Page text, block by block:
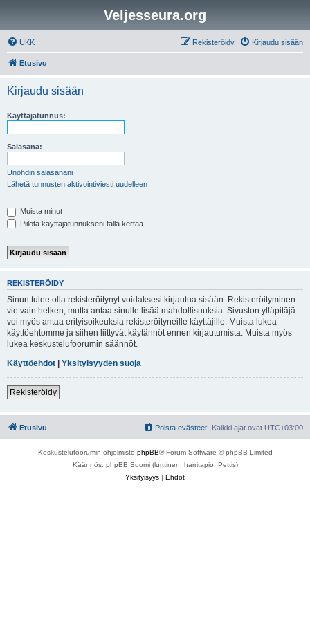
Veljesseura.org
UKK Kirjaudu sisään
Rekisteröidy
Etusivu
Kirjaudu sisään
Käyttäjätunnus:
Salasana:
Unohdin salasanani
Lähetä tunnusten aktivointiviesti uudelleen
Muista minut
Piilota käyttäjätunnukseni tällä kertaa
REKISTERÖIDY
Sinun tulee olla rekisteröitynyt voidaksesi kirjautua sisään. Rekisteröityminen
vie vain hetken, mutta antaa sinulle lisää mahdollisuuksia. Sivuston ylläpitäjä
voi myös antaa erityisoikeuksia rekisteröityneille käyttäjille. Muista lukea
käyttöehtomme ja siihen liittyvät käytännöt ennen kirjautumista. Muista myös
lukea keskustelufoorumin säännöt.
Käyttöehdot | Yksityisyyden suoja
Rekisteröidy
Etusivu Kaikki ajat ovat UTC+03:00
Poista evästeet
Keskustelufoorumin ohjelmisto phpBB® Forum Software © phpBB Limited
Käännös: phpBB Suomi (lurttinen, harritapio, Pettis)
Yksityisyys | Ehdot